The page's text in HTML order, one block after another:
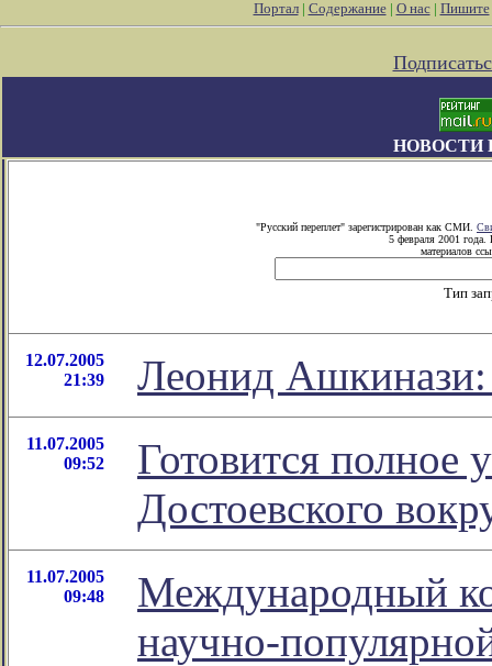
Портал| Содержание| О нас| Пишите
НОВОСТИ
"Русский переплет" зарегистрирован как СМИ.
5 февраля 2001 года.
материалов
Тип
12.07.2005
21:39
Леонид
11.07.2005
09:52
Готовится полное
Достоевского
11.07.2005
09:48
Международный
научно-